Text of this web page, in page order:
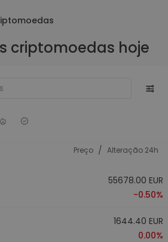
criptomoedas hoje
Preço / Alteração 24h
55678.00 EUR
-0.50%
1644.40 EUR
0.00%